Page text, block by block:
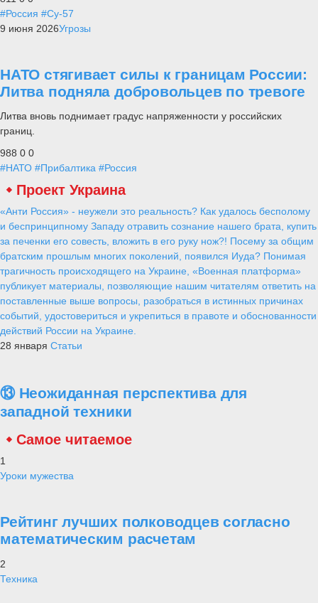
#Россия #Су-57
9 июня 2026Угрозы
НАТО стягивает силы к границам России:
Литва подняла добровольцев по тревоге
Литва вновь поднимает градус напряженности у российских
границ.
988 0 0
#НАТО #Прибалтика #Россия
Проект Украина
«Анти Россия» - неужели это реальность? Как удалось бесполому
и беспринципному Западу отравить сознание нашего брата, купить
за печенки его совесть, вложить в его руку нож?! Посему за общим
братским прошлым многих поколений, появился Иуда? Понимая
трагичность происходящего на Украине, «Военная платформа»
публикует материалы, позволяющие нашим читателям ответить на
поставленные выше вопросы, разобраться в истинных причинах
событий, удостовериться и укрепиться в правоте и обоснованности
действий России на Украине.
28 января Статьи
⑬ Неожиданная перспектива для
западной техники
Самое читаемое
1
Уроки мужества
Рейтинг лучших полководцев согласно
математическим расчетам
2
Техника